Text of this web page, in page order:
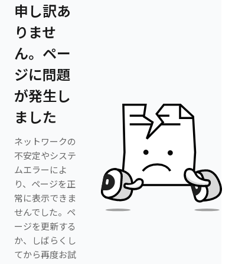
申し訳あ
りませ
ん。ペー
ジに問題
が発生し
ました
ネットワークの
不安定やシステ
ムエラーによ
り、ページを正
常に表示できま
せんでした。ペ
ージを更新する
か、しばらくし
てから再度お試